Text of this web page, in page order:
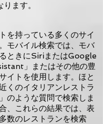
ます。
を持っている多くのサイ
モバイル検索では、モバ
ときにSiriまたはGoogle
」またはその他の豊
イトを使用します。ほと
くのイタリアンレストラ
のような質問で検索しま
、これらの結果では、表
数のレストランを検索